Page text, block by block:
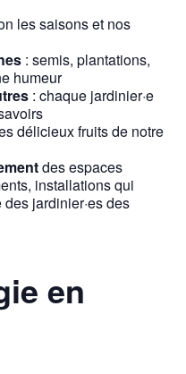
les saisons et nos
: semis, plantations,
humeur
: chaque jardinier·e
délicieux fruits de notre
des espaces
installations qui
jardinier·es des
en